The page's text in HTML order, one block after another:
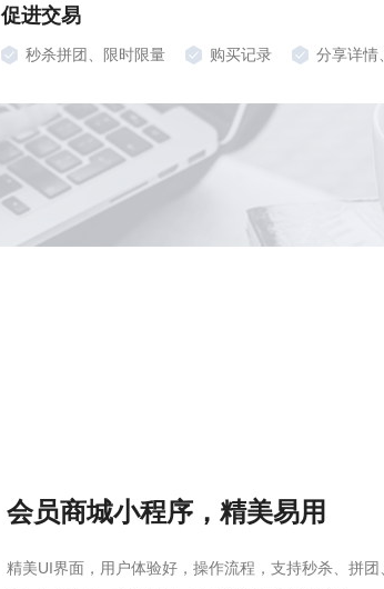
促进交易
秒杀拼团、限时限量 购买记录 分享详情
会员商城小程序，精美易用
精美UI界面，用户体验好，操作流程，支持秒杀、拼